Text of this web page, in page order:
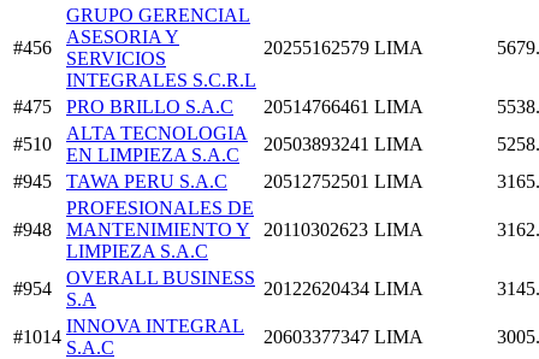
#456
GRUPO GERENCIAL
ASESORIA Y
SERVICIOS
INTEGRALES S.C.R.L
20255162579 LIMA
#475 PRO BRILLO S.A.C 20514766461 LIMA
#510
ALTA TECNOLOGIA
EN LIMPIEZA S.A.C
20503893241 LIMA
#945
TAWA PERU S.A.C 20512752501 LIMA
#948
PROFESIONALES DE
MANTENIMIENTO Y
LIMPIEZA S.A.C
20110302623 LIMA
#954
OVERALL BUSINESS
S.A
20122620434 LIMA
#1014
INNOVA INTEGRAL
S.A.C
20603377347 LIMA